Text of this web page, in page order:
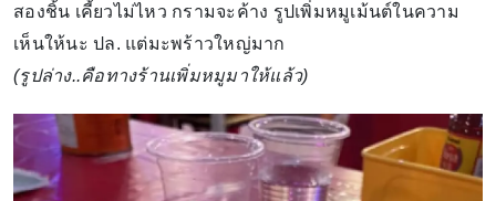
สองชิ้น เคี้ยวไม่ไหว กรามจะค้าง รูปเพิ่มหมูเม้นต์ในความ
เห็นให้นะ ปล. แต่มะพร้าวใหญ่มาก
(รูปล่าง..คือทางร้านเพิ่มหมูมาให้แล้ว)